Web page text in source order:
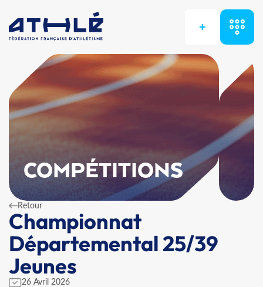
+
COMPÉTITIONS
Retour
Championnat
Départemental 25/39
Jeunes
26 Avril 2026